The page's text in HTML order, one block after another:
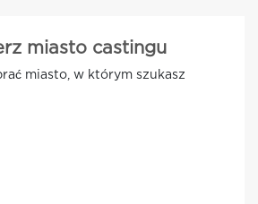
miasto castingu
miasto, w którym szukasz